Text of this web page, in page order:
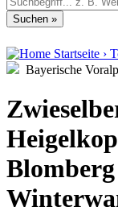
Startseite ›
Bayerische